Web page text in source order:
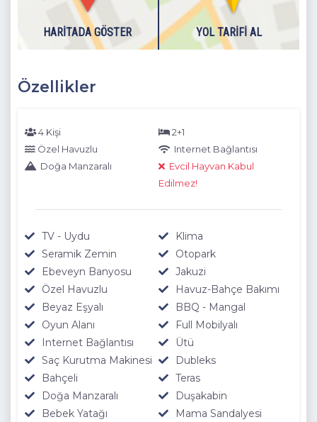
HARITADA GÖSTER YOL TARIFI AL
Özellikler
4 Kişi
2+1
Özel Havuzlu
Internet Bağlantısı
Doğa Manzaralı
Evcil Hayvan Kabul
Edilmez!
TV - Uydu
Klima
Seramik Zemin
Otopark
Ebeveyn Banyosu
Jakuzi
Özel Havuzlu
Havuz-Bahçe Bakımı
Beyaz Eşyalı
BBQ - Mangal
Oyun Alanı
Full Mobilyalı
Internet Bağlantısı
Ütü
Saç Kurutma Makinesi
Dubleks
Bahçeli
Teras
Doğa Manzaralı
Duşakabin
Bebek Yatağı
Mama Sandalyesi